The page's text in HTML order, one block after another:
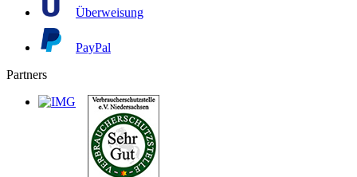
Überweisung
PayPal
Partners